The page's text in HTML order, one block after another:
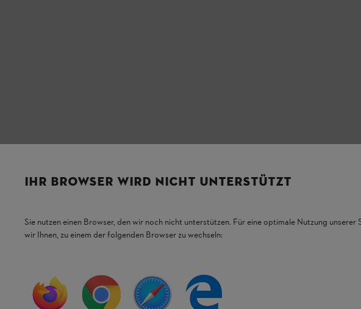
IHR BROWSER WIRD NICHT UNTERSTÜTZT
Sie nutzen einen Browser, den wir noch nicht unterstützen. Für eine optimale Nutzung unserer
wir Ihnen, zu einem der folgenden Browser zu wechseln: